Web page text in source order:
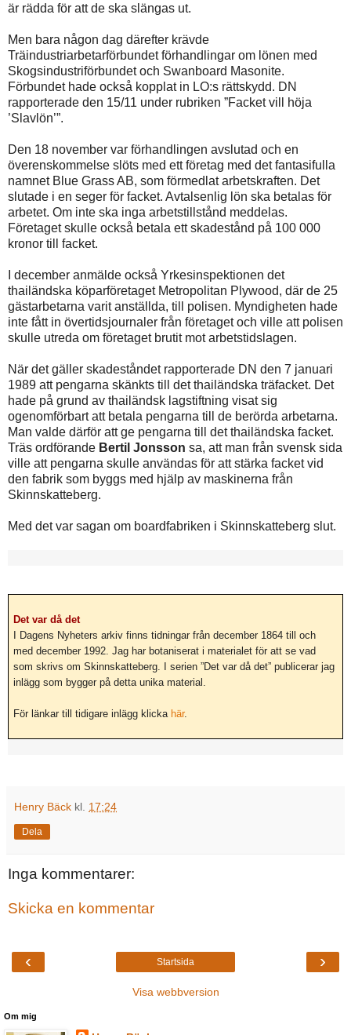
är rädda för att de ska slängas ut.
Men bara någon dag därefter krävde
Träindustriarbetarförbundet förhandlingar om lönen med
Skogsindustriförbundet och Swanboard Masonite.
Förbundet hade också kopplat in LO:s rättskydd. DN
rapporterade den 15/11 under rubriken ”Facket vill höja
’Slavlön’”.
Den 18 november var förhandlingen avslutad och en
överenskommelse slöts med ett företag med det fantasifulla
namnet Blue Grass AB, som förmedlat arbetskraften. Det
slutade i en seger för facket. Avtalsenlig lön ska betalas för
arbetet. Om inte ska inga arbetstillstånd meddelas.
Företaget skulle också betala ett skadestånd på 100 000
kronor till facket.
I december anmälde också Yrkesinspektionen det
thailändska köparföretaget Metropolitan Plywood, där de 25
gästarbetarna varit anställda, till polisen. Myndigheten hade
inte fått in övertidsjournaler från företaget och ville att polisen
skulle utreda om företaget brutit mot arbetstidslagen.
När det gäller skadeståndet rapporterade DN den 7 januari
1989 att pengarna skänkts till det thailändska träfacket. Det
hade på grund av thailändsk lagstiftning visat sig
ogenomförbart att betala pengarna till de berörda arbetarna.
Man valde därför att ge pengarna till det thailändska facket.
Träs ordförande Bertil Jonsson sa, att man från svensk sida
ville att pengarna skulle användas för att stärka facket vid
den fabrik som byggs med hjälp av maskinerna från
Skinnskatteberg.
Med det var sagan om boardfabriken i Skinnskatteberg slut.
Det var då det
I Dagens Nyheters arkiv finns tidningar från december 1864 till och
med december 1992. Jag har botaniserat i materialet för att se vad
som skrivs om Skinnskatteberg. I serien ”Det var då det” publicerar jag
inlägg som bygger på detta unika material.
För länkar till tidigare inlägg klicka här.
Henry Bäck kl. 17:24
Dela
Inga kommentarer:
Skicka en kommentar
‹ ›
Startsida
Visa webbversion
Om mig